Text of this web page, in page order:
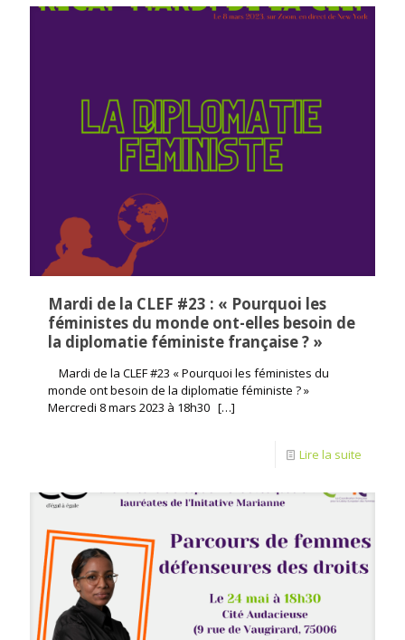
Mardi de la CLEF #23 : « Pourquoi les
féministes du monde ont-elles besoin de
la diplomatie féministe française ? »
Mardi de la CLEF #23 « Pourquoi les féministes du
monde ont besoin de la diplomatie féministe ? »
Mercredi 8 mars 2023 à 18h30 […]
Lire la suite